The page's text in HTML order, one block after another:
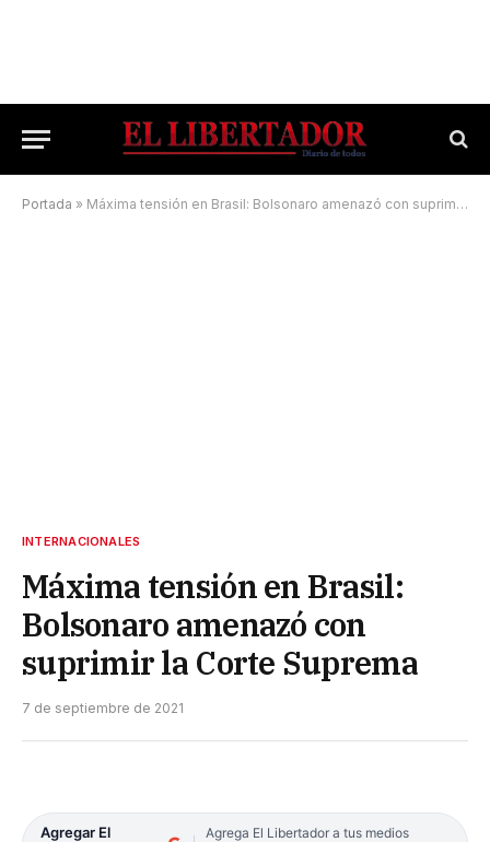
Portada » Máxima tensión en Brasil: Bolsonaro amenazó con suprimir la Corte Suprema
INTERNACIONALES
Máxima tensión en Brasil:
Bolsonaro amenazó con
suprimir la Corte Suprema
7 de septiembre de 2021
Agregar El
Agrega El Libertador a tus medios